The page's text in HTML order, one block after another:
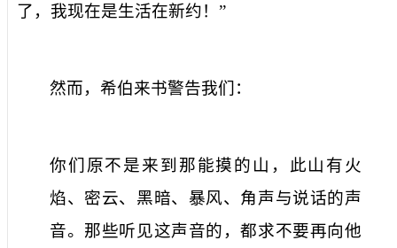
了，我现在是生活在新约！”
然而，希伯来书警告我们：
你们原不是来到那能摸的山，此山有火
焰、密云、黑暗、暴风、角声与说话的声
音。那些听见这声音的，都求不要再向他